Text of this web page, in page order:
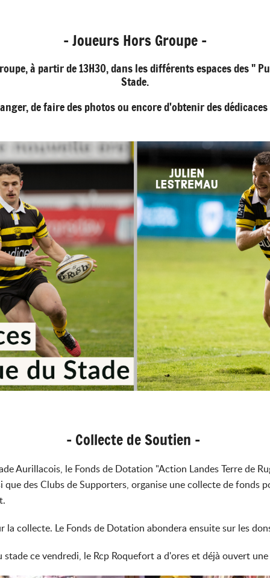
- Joueurs Hors Groupe -
à partir de 13H30, dans les différents espaces des "
Stade.
de faire des photos ou encore d'obtenir des
- Collecte de Soutien -
Aurillacois, le Fonds de Dotation "Action Landes Terre de
des Clubs de Supporters, organise une collecte de fonds
collecte. Le Fonds de Dotation abondera ensuite sur les
ce vendredi, le Rcp Roquefort a d'ores et déjà ouvert